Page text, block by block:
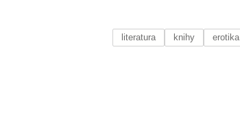
literatura knihy erotika